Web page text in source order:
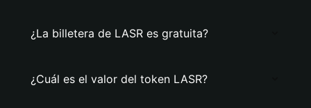
¿La billetera de LASR es gratuita?
¿Cuál es el valor del token LASR?